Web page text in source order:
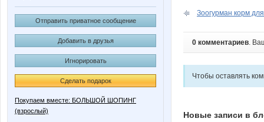
Отправить приватное сообщение
Добавить в друзья
Игнорировать
Сделать подарок
Покупаем вместе: БОЛЬШОЙ ШОПИНГ
(взрослый)
Зоогурман корм
0 комментариев.
Чтобы оставлять
Новые записи в